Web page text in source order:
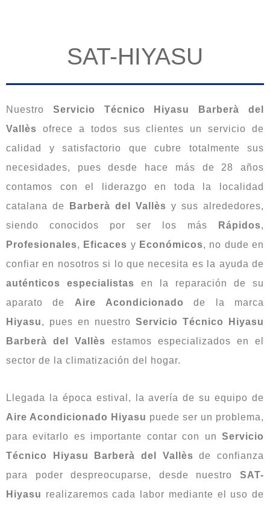
SAT-HIYASU
Nuestro Servicio Técnico Hiyasu Barberà del
Vallès ofrece a todos sus clientes un servicio de
calidad y satisfactorio que cubre totalmente sus
necesidades, pues desde hace más de 28 años
contamos con el liderazgo en toda la localidad
catalana de
Barberà del Vallès y sus alrededores,
siendo conocidos por ser los más
Rápidos,
Profesionales, Eficaces y Económicos, no dude en
confiar en nosotros si lo que necesita es la ayuda de
auténticos
especialistas en la reparación de su
aparato de Aire Acondicionado
de la marca
Hiyasu, pues en nuestro Servicio Técnico Hiyasu
Barberà del Vallès estamos especializados en el
sector de la climatización del hogar.
Llegada la época estival, la avería de su equipo de
Aire Acondicionado Hiyasu puede ser un problema,
para evitarlo es importante contar con un Servicio
Técnico Hiyasu Barberà del Vallès de confianza
para poder despreocuparse, desde nuestro SAT-
Hiyasu realizaremos cada labor mediante el uso de